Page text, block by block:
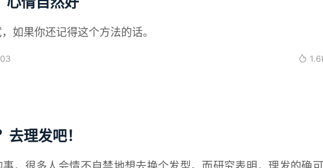
如果你还记得这个方法的话。
去理发吧！